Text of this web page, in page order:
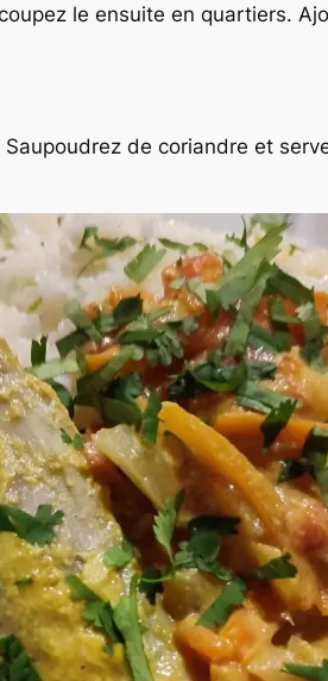
le ensuite en quartiers.
de coriandre et